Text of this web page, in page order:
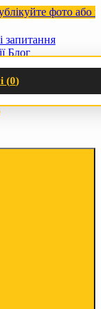
фото або
запитання
Блог
(0)